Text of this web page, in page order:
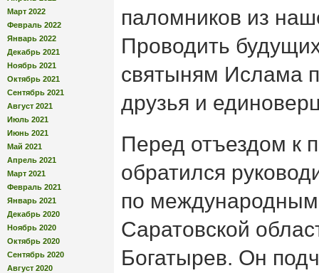
Март 2022
Февраль 2022
Январь 2022
Декабрь 2021
Ноябрь 2021
Октябрь 2021
Сентябрь 2021
Август 2021
Июль 2021
Июнь 2021
Май 2021
Апрель 2021
Март 2021
Февраль 2021
Январь 2021
Декабрь 2020
Ноябрь 2020
Октябрь 2020
Сентябрь 2020
Август 2020
паломников из
Проводить
святыням Ислама
друзья и
Перед отъездом к
обратился
по
Саратовской
Богатырев. Он